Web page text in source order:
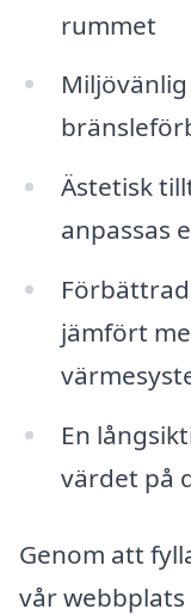
rummet
Ästetisk
anpassas
jämfört
En
värdet på
Genom att
vår